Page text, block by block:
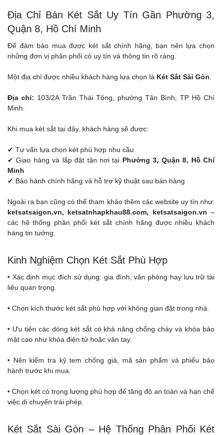
Địa Chỉ Bán Két Sắt Uy Tín Gần Phường 3,
Quận 8, Hồ Chí Minh
Để đảm bảo mua được két sắt chính hãng, bạn nên lựa chọn
những đơn vị phân phối có uy tín và thông tin rõ ràng.
Một địa chỉ được nhiều khách hàng lựa chọn là Két Sắt Sài Gòn
Địa chỉ: 103/2A Trần Thái Tông, phường Tân Bình, TP Hồ Chí
Minh.
Khi mua két sắt tại đây, khách hàng sẽ được:
✔ Tư vấn lựa chọn két phù hợp nhu cầu
✔ Giao hàng và lắp đặt tận nơi tại Phường 3, Quận 8, Hồ Chí
Minh
✔ Bảo hành chính hãng và hỗ trợ kỹ thuật sau bán hàng
Ngoài ra bạn cũng có thể tham khảo thêm các website uy tín như:
ketsatsaigon.vn, ketsatnhapkhau88.com, ketsatsaigon.vn –
các hệ thống phân phối két sắt chính hãng được nhiều khách
hàng tin tưởng.
Kinh Nghiệm Chọn Két Sắt Phù Hợp
• Xác định mục đích sử dụng: gia đình, văn phòng hay lưu trữ tài
liệu quan trọng.
• Chọn kích thước két sắt phù hợp với không gian đặt trong nhà.
• Ưu tiên các dòng két sắt có khả năng chống cháy và khóa bảo
mật cao như khóa điện tử hoặc vân tay.
• Nên kiểm tra kỹ tem chống giả, mã sản phẩm và phiếu bảo
hành trước khi mua.
• Chọn két có trọng lượng phù hợp để tăng độ an toàn và hạn chế
việc di chuyển trái phép.
Két Sắt Sài Gòn – Hệ Thống Phân Phối Két